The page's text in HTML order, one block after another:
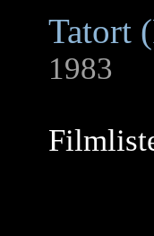
Tatort
1983